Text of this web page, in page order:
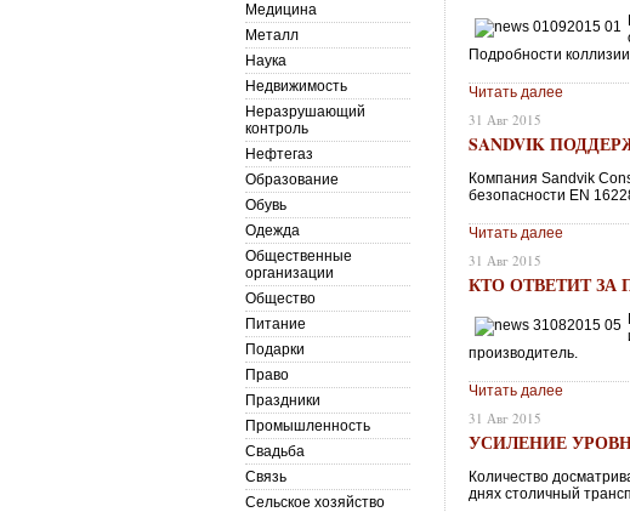
Подробности
Читать далее
31 Авг 2015
SANDVIK
Компания Sandvik
безопасности EN
Читать далее
31 Авг 2015
КТО ОТВЕТИТ ЗА
производитель.
Читать далее
31 Авг 2015
УСИЛЕНИЕ
Количество
днях столичный
Медицина
Металл
Наука
Недвижимость
Неразрушающий
контроль
Нефтегаз
Образование
Обувь
Одежда
Общественные
организации
Общество
Питание
Подарки
Право
Праздники
Промышленность
Свадьба
Связь
Сельское хозяйство